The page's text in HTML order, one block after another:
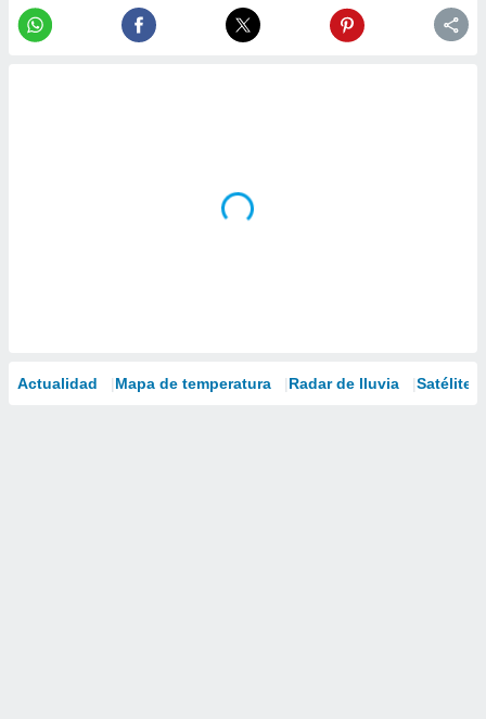
Actualidad Mapa de temperatura Radar de lluvia Satélites